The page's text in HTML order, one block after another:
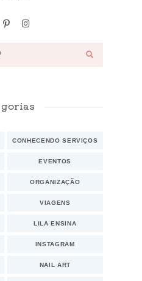
CONHECENDO SERVIÇOS
EVENTOS
ORGANIZAÇÃO
VIAGENS
LILA ENSINA
INSTAGRAM
NAIL ART